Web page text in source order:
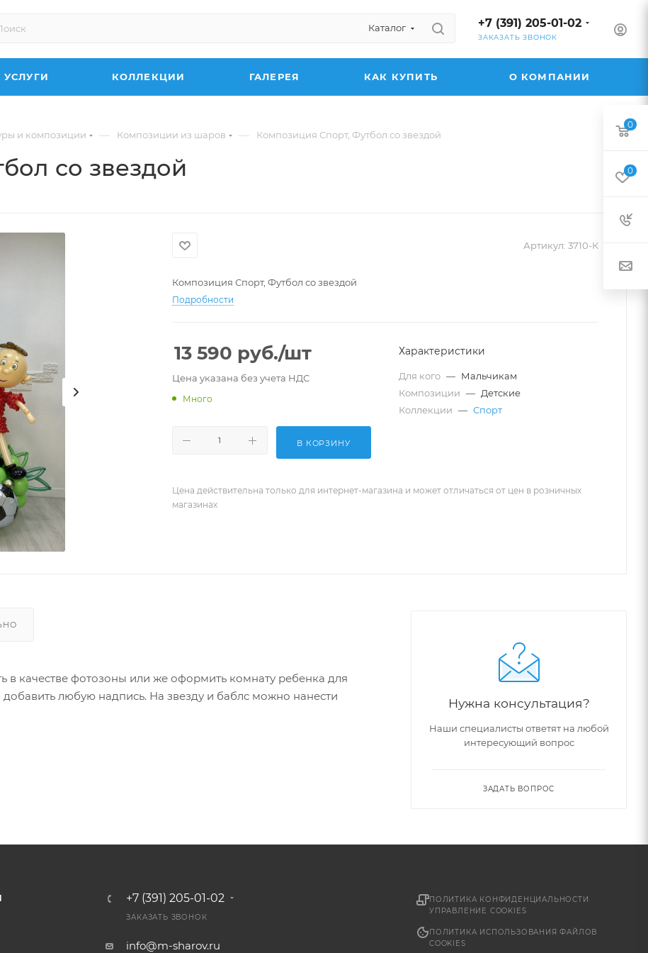
Каталог +7 (391) 205-01-02
ЗАКАЗАТЬ ЗВОНОК
УСЛУГИ КОЛЛЕКЦИИ ГАЛЕРЕЯ КАК КУПИТЬ О КОМПАНИИ
и композиции — Композиции из шаров — Композиция Спорт, Футбол со звездой
со звездой
Артикул: 3710-К
Композиция Спорт, Футбол со звездой
Подробности
13 590 руб./шт
Цена указана без учета НДС
Много
В КОРЗИНУ
Характеристики
Для кого — Мальчикам
Композиции — Детские
Коллекции — Спорт
Цена действительна только для интернет-магазина и может отличаться от цен в розничных
магазинах
качестве фотозоны или же оформить комнату ребенка для
любую надпись. На звезду и баблс можно нанести
Нужна консультация?
Наши специалисты ответят на любой
интересующий вопрос
ЗАДАТЬ ВОПРОС
+7 (391) 205-01-02
ЗАКАЗАТЬ ЗВОНОК
info@m-sharov.ru
ПОЛИТИКА КОНФИДЕНЦИАЛЬНОСТИ
УПРАВЛЕНИЕ COOKIES
ПОЛИТИКА ИСПОЛЬЗОВАНИЯ ФАЙЛОВ
COOKIES
0
0